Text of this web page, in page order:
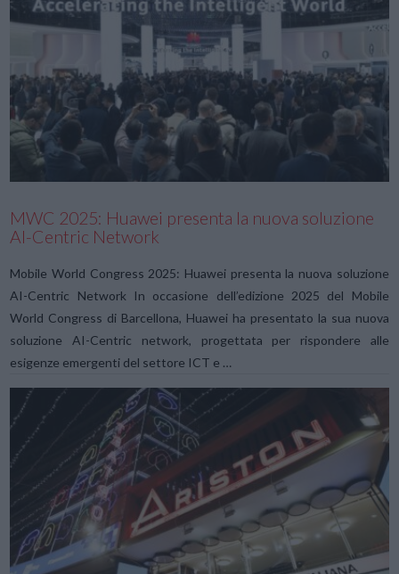
VIEW POST
VIEW POST
MWC 2025: Huawei presenta la nuova soluzione
AI-Centric Network
Mobile World Congress 2025: Huawei presenta la nuova soluzione
AI-Centric Network In occasione dell’edizione 2025 del Mobile
World Congress di Barcellona, Huawei ha presentato la sua nuova
soluzione AI-Centric network, progettata per rispondere alle
esigenze emergenti del settore ICT e …